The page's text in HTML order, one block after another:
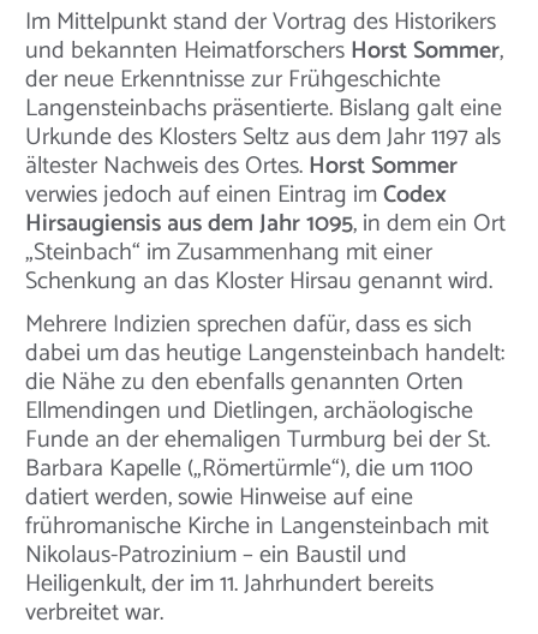
Im Mittelpunkt stand der Vortrag des Historikers
und bekannten HeimatforschersHorst Sommer,
der neue Erkenntnisse zur Frühgeschichte
Langensteinbachs präsentierte. Bislang galt eine
Urkunde des Klosters Seltz aus dem Jahr 1197 als
ältester Nachweis des Ortes.Horst Sommer
verwies jedoch auf einen Eintrag imCodex
Hirsaugiensis aus dem Jahr 1095, in dem ein Ort
„Steinbach“ im Zusammenhang mit einer
Schenkung an das Kloster Hirsau genannt wird.
Mehrere Indizien sprechen dafür, dass es sich
dabei um das heutige Langensteinbach handelt:
die Nähe zu den ebenfalls genannten Orten
Ellmendingen und Dietlingen, archäologische
Funde an der ehemaligen Turmburg bei der St.
Barbara Kapelle („Römertürmle“), die um 1100
datiert werden, sowie Hinweise auf eine
frühromanische Kirche in Langensteinbach mit
Nikolaus-Patrozinium – ein Baustil und
Heiligenkult, der im 11. Jahrhundert bereits
verbreitet war.